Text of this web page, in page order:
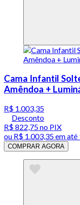
Cama Infantil
Amêndoa +
R$ 1.003,35
Desconto
R$ 822,75no PIX
ou R$ 1.003,35em até
COMPRAR AGORA